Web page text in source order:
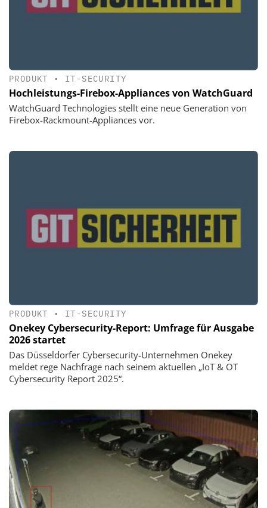
PRODUKT • IT-SECURITY
Hochleistungs-Firebox-Appliances von WatchGuard
WatchGuard Technologies stellt eine neue Generation von
Firebox-Rackmount-Appliances vor.
PRODUKT • IT-SECURITY
Onekey Cybersecurity-Report: Umfrage für Ausgabe
2026 startet
Das Düsseldorfer Cybersecurity-Unternehmen Onekey
meldet rege Nachfrage nach seinem aktuellen „IoT & OT
Cybersecurity Report 2025“.